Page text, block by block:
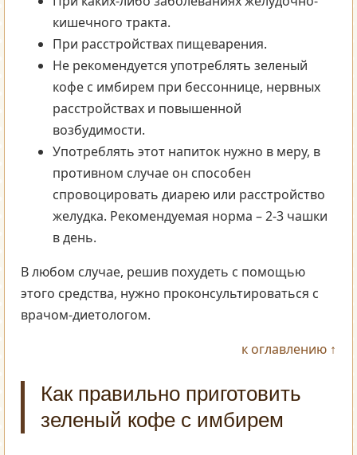
кишечного тракта.
При расстройствах пищеварения.
Не рекомендуется употреблять зеленый
кофе с имбирем при бессоннице, нервных
расстройствах и повышенной
возбудимости.
Употреблять этот напиток нужно в меру, в
противном случае он способен
спровоцировать диарею или расстройство
желудка. Рекомендуемая норма – 2-3 чашки
в день.
В любом случае, решив похудеть с помощью
этого средства, нужно проконсультироваться с
врачом-диетологом.
к оглавлению ↑
Как правильно приготовить
зеленый кофе с имбирем